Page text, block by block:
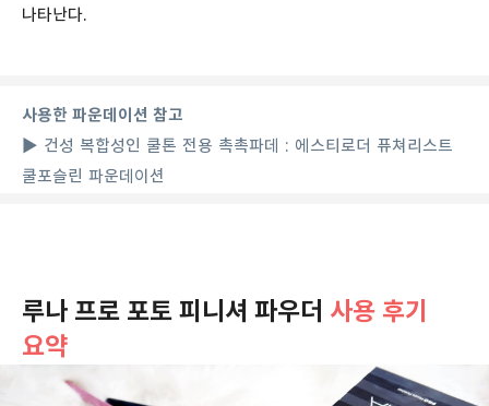
나타난다.
사용한 파운데이션 참고
▶ 건성 복합성인 쿨톤 전용 촉촉파데 : 에스티로더 퓨쳐리스트
쿨포슬린 파운데이션
루나 프로 포토 피니셔 파우더 사용 후기
요약